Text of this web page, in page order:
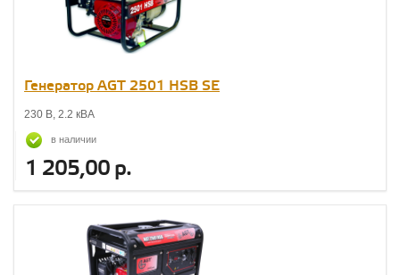
Генератор AGT 2501 НSB SE
230 В, 2.2 кВА
в наличии
1 205,00 р.